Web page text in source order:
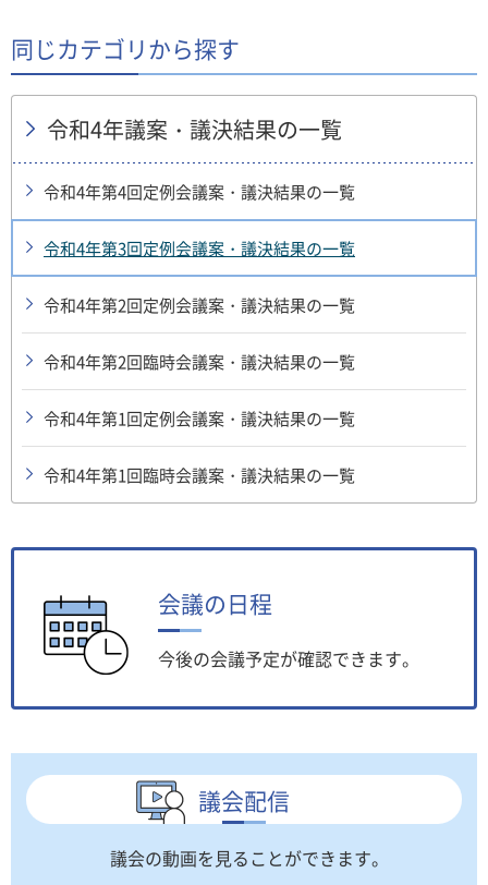
同じカテゴリから探す
令和4年議案・議決結果の一覧
令和4年第4回定例会議案・議決結果の一覧
令和4年第3回定例会議案・議決結果の一覧
令和4年第2回定例会議案・議決結果の一覧
令和4年第2回臨時会議案・議決結果の一覧
令和4年第1回定例会議案・議決結果の一覧
令和4年第1回臨時会議案・議決結果の一覧
会議の日程
今後の会議予定が確認できます。
議会配信
議会の動画を見ることができます。